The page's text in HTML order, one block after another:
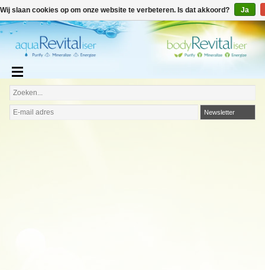
€0,00
€
Newsletter
Wij slaan cookies op om onze website te verbeteren. Is dat akkoord? Ja